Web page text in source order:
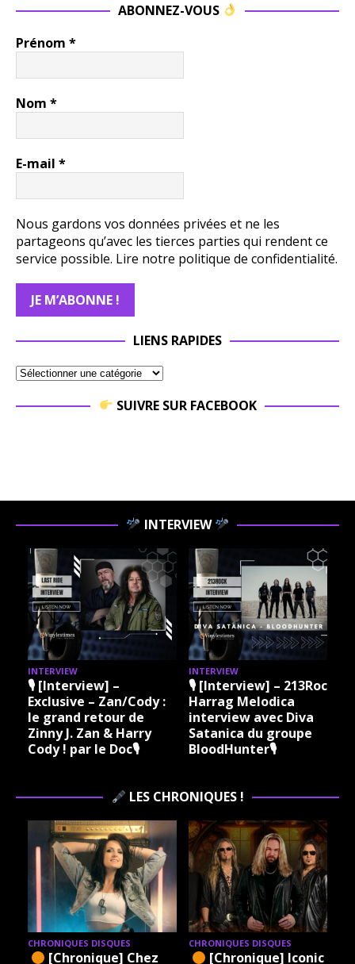
ABONNEZ-VOUS
Prénom *
Nom *
E-mail *
Nous gardons vos données privées et ne les
partageons qu’avec les tierces parties qui rendent ce
service possible. Lire notre politique de confidentialité.
LIENS RAPIDES
SUIVRE SUR FACEBOOK
INTERVIEW
INTERVIEW
🎙 [Interview] –
Exclusive – Zan/Cody :
le grand retour de
Zinny J. Zan & Harry
Cody ! par le Doc🎙
INTERVIEW
🎙 [Interview] – 213Rock
Harrag Melodica
interview avec Diva
Satanica du groupe
BloodHunter🎙
LES CHRONIQUES !
CHRONIQUES DISQUES
[Chronique] Chez
CHRONIQUES DISQUES
[Chronique] Iconic –